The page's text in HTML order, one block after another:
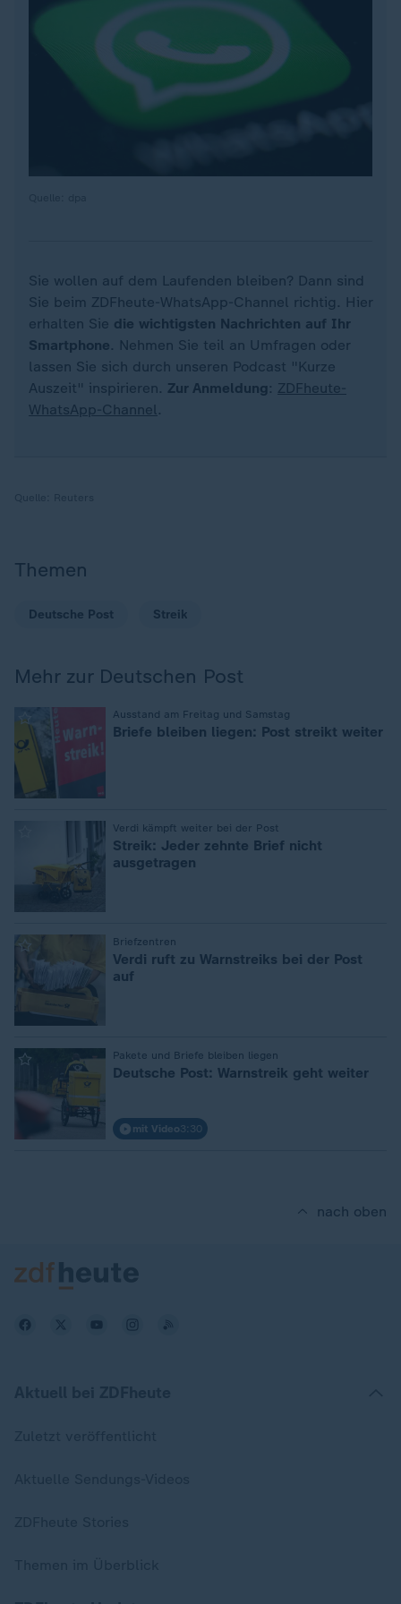
Sie wollen auf dem Laufenden bleiben? Dann sind
Sie beim ZDFheute-WhatsApp-Channel richtig. Hier
erhalten Sie die wichtigsten Nachrichten auf Ihr
Smartphone. Nehmen Sie teil an Umfragen oder
lassen Sie sich durch unseren Podcast "Kurze
Auszeit" inspirieren. Zur Anmeldung : ZDFheute-
WhatsApp-Channel.
Themen
Deutsche Post Streik
Mehr zur Deutschen Post
Ausstand am Freitag und Samstag
:
Briefe bleiben liegen: Post streikt weiter
Verdi kämpft weiter bei der Post
Streik: Jeder zehnte Brief nicht
ausgetragen
Briefzentren
Verdi ruft zu Warnstreiks bei der Post
auf
Pakete und Briefe bleiben liegen
Deutsche Post: Warnstreik geht weiter
mit Video3:30
nach oben